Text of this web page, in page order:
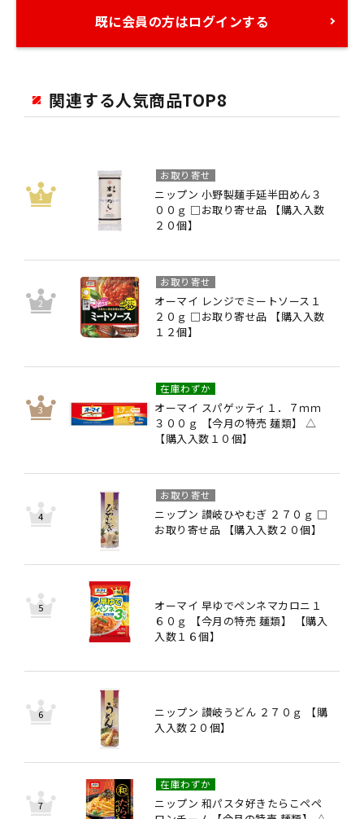
既に会員の方はログインする
関連する人気商品TOP8
ニップン 小野製麺手延半田めん３
００ｇ □お取り寄せ品 【購入入数
２０個】
お取り寄せ
オーマイ レンジでミートソース１
２０ｇ □お取り寄せ品 【購入入数
１２個】
お取り寄せ
オーマイ スパゲッティ１．７ｍｍ
３００ｇ 【今月の特売 麺類】 △
【購入入数１０個】
在庫わずか
ニップン 讃岐ひやむぎ ２７０ｇ □
お取り寄せ品 【購入入数２０個】
お取り寄せ
オーマイ 早ゆでペンネマカロニ１
６０ｇ 【今月の特売 麺類】 【購入
入数１６個】
ニップン 讃岐うどん ２７０ｇ 【購
入入数２０個】
ニップン 和パスタ好きたらこペペ
在庫わずか